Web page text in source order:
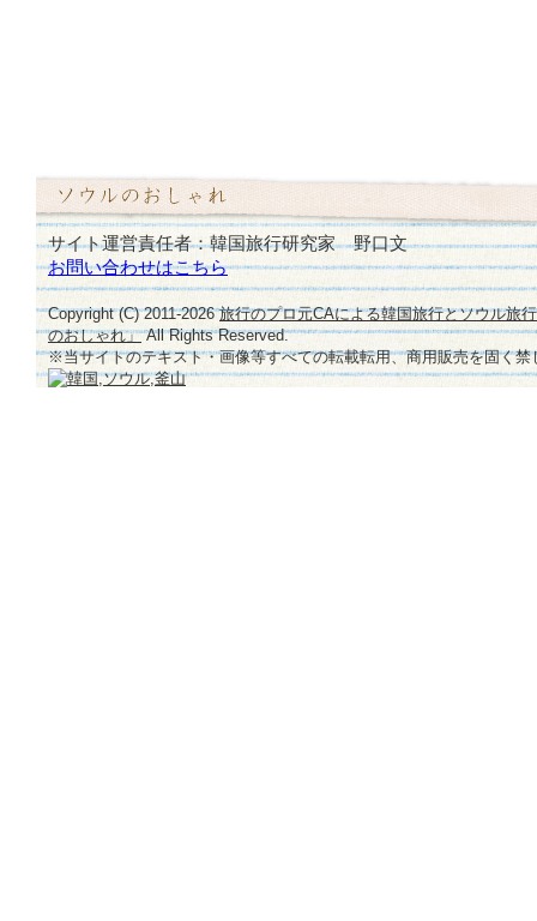
サイト運営責任者：韓国旅行研究家 野口文
お問い合わせはこちら
Copyright (C) 2011-2026旅行のプロ元CAによる韓国旅行とソウル旅
のおしゃれ」All Rights Reserved.
※当サイトのテキスト・画像等すべての転載転用、商用販売を固く禁